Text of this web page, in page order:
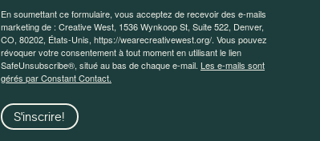
En soumettant ce formulaire, vous acceptez de recevoir des e-mails
marketing de : Creative West, 1536 Wynkoop St, Suite 522, Denver,
CO, 80202, États-Unis, https://wearecreativewest.org/. Vous pouvez
révoquer votre consentement à tout moment en utilisant le lien
SafeUnsubscribe®, situé au bas de chaque e-mail. Les e-mails sont
gérés par Constant Contact.
S'inscrire!